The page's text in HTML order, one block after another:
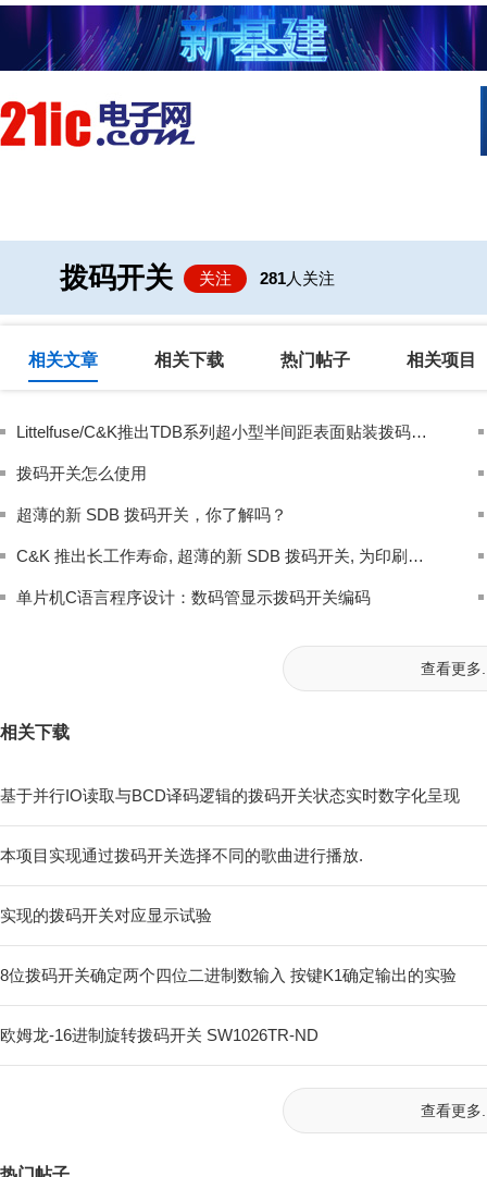
拨码开关 关注 281人关注
相关文章 相关下载 热门帖子 相关项目
Littelfuse/C&K推出TDB系列超小型半间距表面贴装拨码开关
拨码开关怎么使用
超薄的新 SDB 拨码开关，你了解吗？
C&K 推出长工作寿命, 超薄的新 SDB 拨码开关, 为印刷电路板节省空间
单片机C语言程序设计：数码管显示拨码开关编码
查看更多
相关下载
基于并行IO读取与BCD译码逻辑的拨码开关状态实时数字化呈现
本项目实现通过拨码开关选择不同的歌曲进行播放.
实现的拨码开关对应显示试验
8位拨码开关确定两个四位二进制数输入 按键K1确定输出的实验
欧姆龙-16进制旋转拨码开关 SW1026TR-ND
查看更多